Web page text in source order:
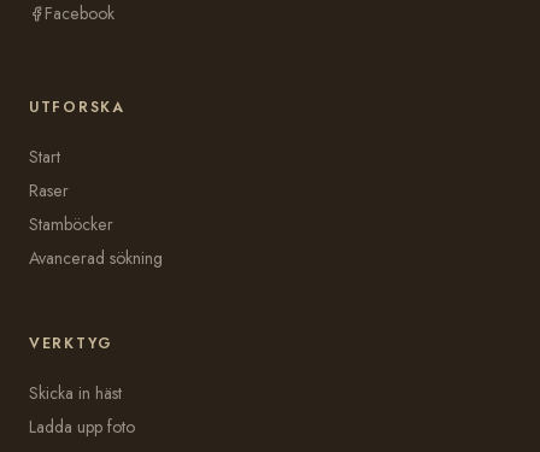
Facebook
UTFORSKA
Start
Raser
Stamböcker
Avancerad sökning
VERKTYG
Skicka in häst
Ladda upp foto